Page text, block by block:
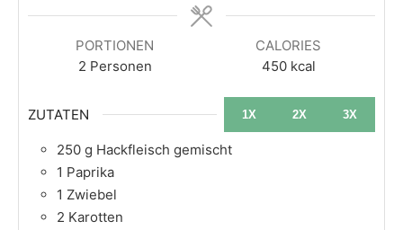
PORTIONEN
2 Personen
CALORIES
450 kcal
ZUTATEN 1X 2X 3X
250 g Hackfleisch gemischt
1 Paprika
1 Zwiebel
2 Karotten